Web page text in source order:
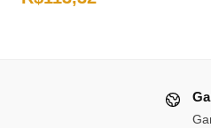
R$113,32.